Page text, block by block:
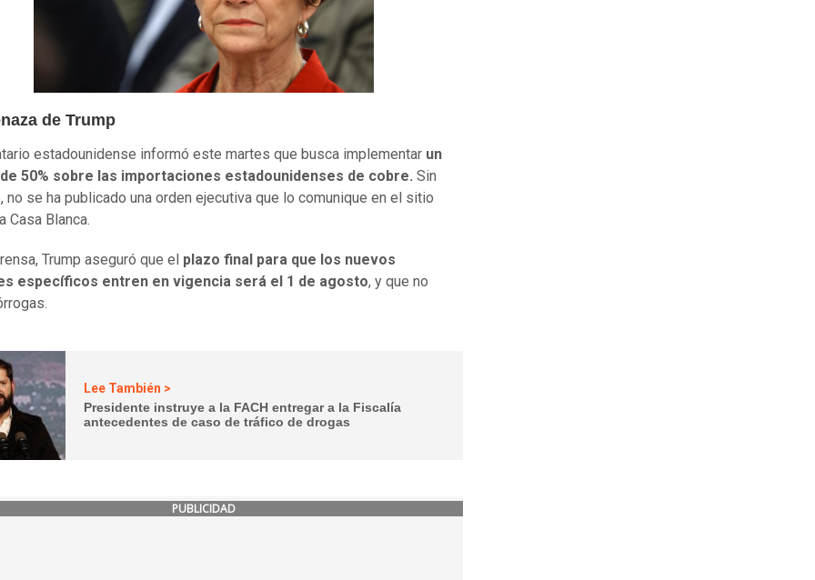
de Trump
estadounidense informó este martes que busca implementar un
50% sobre las importaciones estadounidenses de cobre. Sin
no se ha publicado una orden ejecutiva que lo comunique en el sitio
Casa Blanca.
Trump aseguró que el plazo final para que los nuevos
específicos entren en vigencia será el 1 de agosto, y que no
Lee También >
Presidente instruye a la FACH entregar a la Fiscalía
antecedentes de caso de tráfico de drogas
PUBLICIDAD